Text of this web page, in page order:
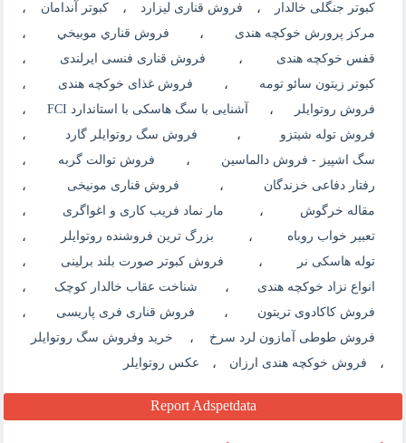
کبوتر جنگلی خالدار ، فروش قناری لیزارد ، کبوتر آندامان ،
مرکز پرورش خوکچه هندی ، فروش قناري موبيخي ،
قفس خوکچه هندی ، فروش قناری فنسی ایرلندی ،
کبوتر زیتون سائو تومه ، فروش غذای خوکچه هندی ،
فروش روتوایلر ، آشنایی با سگ هاسکی با استاندارد FCI ،
فروش توله شیتزو ، فروش سگ روتوایلر گارد ،
سگ اشپیز - فروش دالماسین ، فروش توالت گربه ،
رفتار دفاعی خزندگان ، فروش قناری مونیخی ،
مقاله خرگوش ، مار نماد فریب کاری و اغواگری ،
تعبیر خواب روباه ، بزرگ ترین فروشنده روتوایلر ،
توله هاسکی نر ، فروش کبوتر صورت بلند برلینی ،
انواع نزاد خوکچه هندی ، شناخت عقاب خالدار کوچک ،
فروش کاکادوی تریتون ، فروش قناری فری پاریسی ،
فروش طوطی آمازون لرد سرخ ، خرید وفروش سگ روتوایلر
، فروش خوکچه هندی ارزان ، عکس روتوایلر
Report Adspetdata